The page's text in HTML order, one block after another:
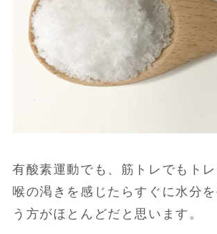
有酸素運動でも、筋トレでもト
喉の渇きを感じたらすぐに水分
う方がほとんどだと思います。